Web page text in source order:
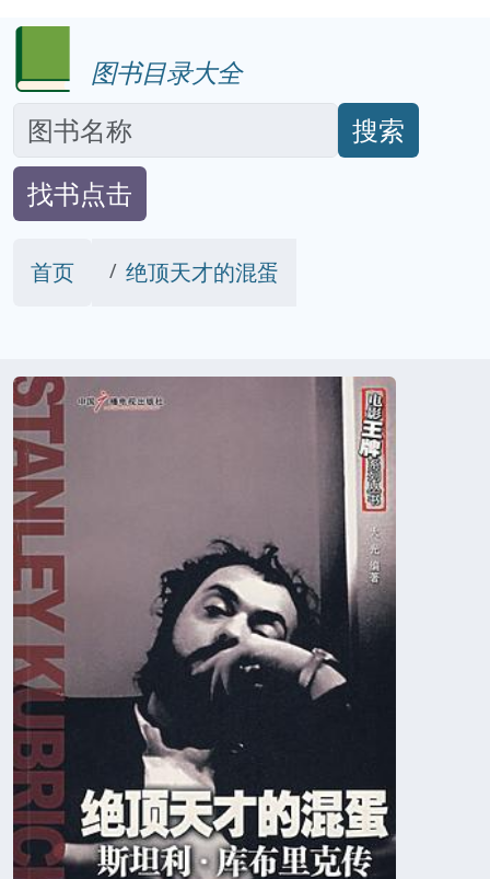
图书目录大全
搜索
找书点击
首页 绝顶天才的混蛋